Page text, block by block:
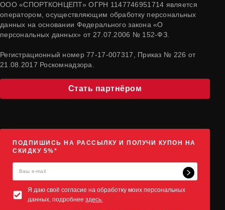
ООО «СПОРТКОНЦЕПТ» ОГРН 1147746951714 является
оператором, осуществляющим обработку персональных
данных на основании Федерального закона «О
персональных данных» от 27.07.2006 № 152-ФЗ.
Регистрационный номер 77-17-007317, Приказ № 226 от
21.08.2017 Роскомнадзора.
Стать партнёром
ПОДПИШИСЬ НА РАССЫЛКУ И ПОЛУЧИ КУПОН НА
СКИДКУ 5%*
Я даю своё согласие на обработку моих персональных
данных, подробнее здесь.